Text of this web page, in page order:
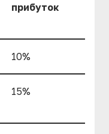
прибуток
10%
15%